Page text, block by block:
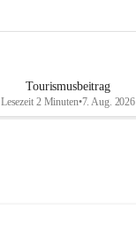
Tourismusbeitrag
Lesezeit 2 Minuten•7. Aug. 2026